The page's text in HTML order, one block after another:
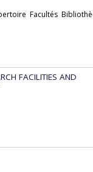
Facultés
FACILITIES AND